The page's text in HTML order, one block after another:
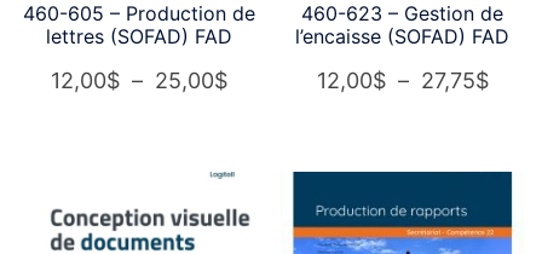
460-605 – Production de
lettres (SOFAD) FAD
12,00$ – 25,00$Plage
à
460-623 – Gestion de
l’encaisse (SOFAD) FAD
12,00$ – 27,75$Plage
à